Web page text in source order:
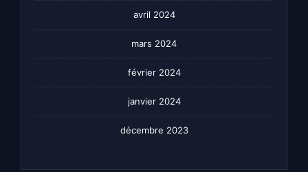
avril 2024
mars 2024
février 2024
janvier 2024
décembre 2023